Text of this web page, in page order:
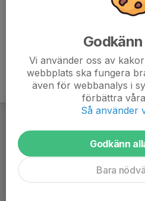
Vi använder oss av
webbplats ska fungera
även för webbanalys i
förbättra
Så använder
Godkänn
Bara